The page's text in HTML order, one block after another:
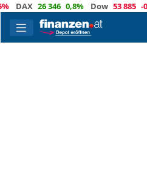
26 346 0,8% Dow 53 885 -0,9%